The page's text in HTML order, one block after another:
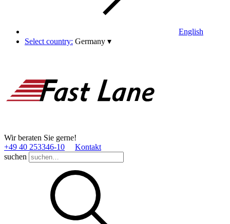
English
Select country: Germany ▾
Wir beraten Sie gerne!
+49 40 253346­-10
Kontakt
suchen